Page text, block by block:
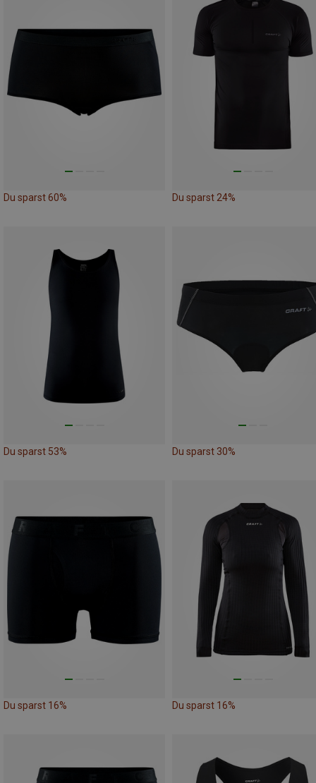
Du sparst 60% Du sparst 24%
Du sparst 53% Du sparst 30%
Du sparst 16% Du sparst 16%